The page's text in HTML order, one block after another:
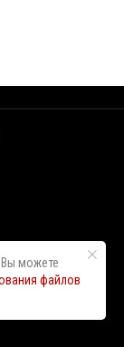
Вы можете
файлов